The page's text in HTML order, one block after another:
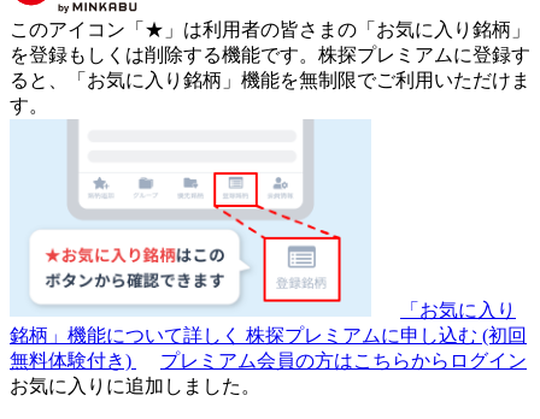
このアイコン 「★」 は利用者の皆さまの 「お気に入り銘柄」
を登録もしくは削除する機能です。 株探プレミアムに登録す
ると、「お気に入り銘柄」機能を無制限でご利用いただけま
す。
「お気に入り
銘柄」機能について詳しく 株探プレミアムに申し込む (初回
無料体験付き)
プレミアム会員の方はこちらからログイン
お気に入りに追加しました。